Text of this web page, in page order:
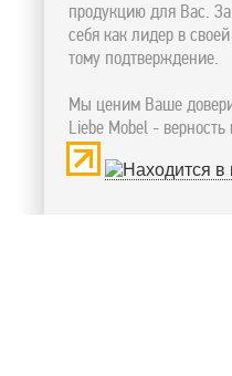
продукцию для Вас.
себя как лидер в
тому подтверждение.
Мы ценим Ваше
Liebe Mobel -